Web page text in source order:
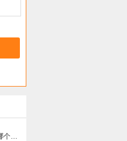
2023广州哪里有好的成人零基础英语辅导班？哪个学习效果好？